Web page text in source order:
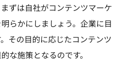
ずは自社がコンテンツマーケ
らかにしましょう。企業に目
その目的に応じたコンテンツ
な施策となるのです。